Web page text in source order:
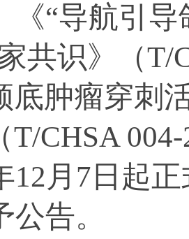
《“导航引
共识》（T/
底肿瘤穿刺
T/CHSA
12月7日起
公告。